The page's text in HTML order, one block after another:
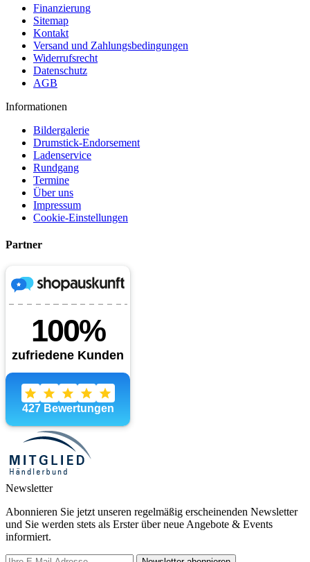
Finanzierung
Sitemap
Kontakt
Versand und Zahlungsbedingungen
Widerrufsrecht
Datenschutz
AGB
Informationen
Bildergalerie
Drumstick-Endorsement
Ladenservice
Rundgang
Termine
Über uns
Impressum
Cookie-Einstellungen
Partner
Newsletter
Abonnieren Sie jetzt unseren regelmäßig erscheinenden Newsletter
und Sie werden stets als Erster über neue Angebote & Events
informiert.